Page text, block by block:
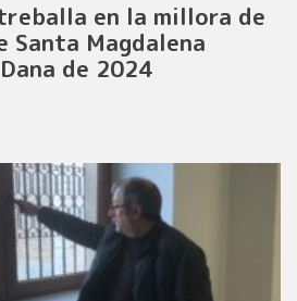
en la millora de
Santa Magdalena
de 2024